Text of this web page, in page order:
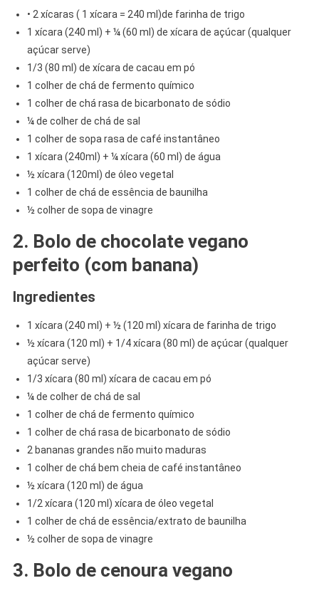
• 2 xícaras ( 1 xícara = 240 ml)de farinha de trigo
1 xícara (240 ml) + ¼ (60 ml) de xícara de açúcar (qualquer
açúcar serve)
1/3 (80 ml) de xícara de cacau em pó
1 colher de chá de fermento químico
1 colher de chá rasa de bicarbonato de sódio
¼ de colher de chá de sal
1 colher de sopa rasa de café instantâneo
1 xícara (240ml) + ¼ xícara (60 ml) de água
½ xícara (120ml) de óleo vegetal
1 colher de chá de essência de baunilha
½ colher de sopa de vinagre
2. Bolo de chocolate vegano
perfeito (com banana)
Ingredientes
1 xícara (240 ml) + ½ (120 ml) xícara de farinha de trigo
½ xícara (120 ml) + 1/4 xícara (80 ml) de açúcar (qualquer
açúcar serve)
1/3 xícara (80 ml) xícara de cacau em pó
¼ de colher de chá de sal
1 colher de chá de fermento químico
1 colher de chá rasa de bicarbonato de sódio
2 bananas grandes não muito maduras
1 colher de chá bem cheia de café instantâneo
½ xícara (120 ml) de água
1/2 xícara (120 ml) xícara de óleo vegetal
1 colher de chá de essência/extrato de baunilha
½ colher de sopa de vinagre
3. Bolo de cenoura vegano